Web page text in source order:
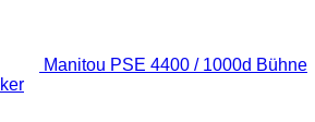
Manitou PSE 4400 / 1000d Bühne